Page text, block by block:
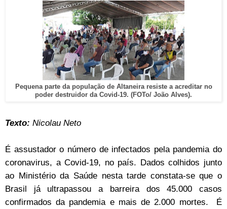
Pequena parte da população de Altaneira resiste a acreditar no
poder destruidor da Covid-19. (FOTo/ João Alves).
Texto: Nicolau Neto
É assustador o número de infectados pela pandemia do
coronavirus, a Covid-19, no país. Dados colhidos junto
ao Ministério da Saúde nesta tarde constata-se que o
Brasil já ultrapassou a barreira dos 45.000 casos
confirmados da pandemia e mais de 2.000 mortes.
É